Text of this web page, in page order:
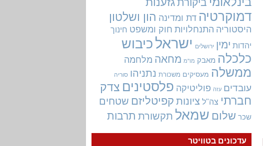
עדכונים בטוויטר
דמוקרטיה דת ומדינה הון ושלטון
היסטוריה התנחלויות חוק ומשפט חינוך
יהדות ימין ירושלים ישראל כיבוש
כלכלה מאבק מו"מ מחאה מלחמה
ממשלה מעסיקים משכורת נתניהו סוריה
עובדים עזה פוליטיקה פלסטינים צדק
חברתי צה"ל ציונות קפיטליזם שטחים
שכר שלום שמאל תקשורת תרבות